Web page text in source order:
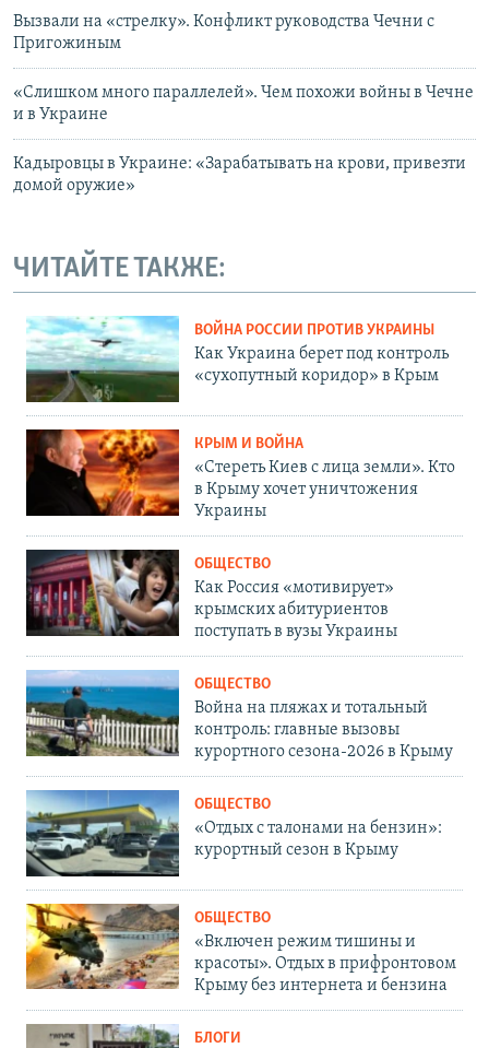
Вызвали на «стрелку». Конфликт руководства Чечни с
Пригожиным
«Слишком много параллелей». Чем похожи войны в Чечне
и в Украине
Кадыровцы в Украине: «Зарабатывать на крови, привезти
домой оружие»
ЧИТАЙТЕ ТАКЖЕ:
ВОЙНА РОССИИ ПРОТИВ УКРАИНЫ
Как Украина берет под контроль
«сухопутный коридор» в Крым
КРЫМ И ВОЙНА
«Стереть Киев с лица земли». Кто
в Крыму хочет уничтожения
Украины
ОБЩЕСТВО
Как Россия «мотивирует»
крымских абитуриентов
поступать в вузы Украины
ОБЩЕСТВО
Война на пляжах и тотальный
контроль: главные вызовы
курортного сезона-2026 в Крыму
ОБЩЕСТВО
«Отдых с талонами на бензин»:
курортный сезон в Крыму
ОБЩЕСТВО
«Включен режим тишины и
красоты». Отдых в прифронтовом
Крыму без интернета и бензина
БЛОГИ